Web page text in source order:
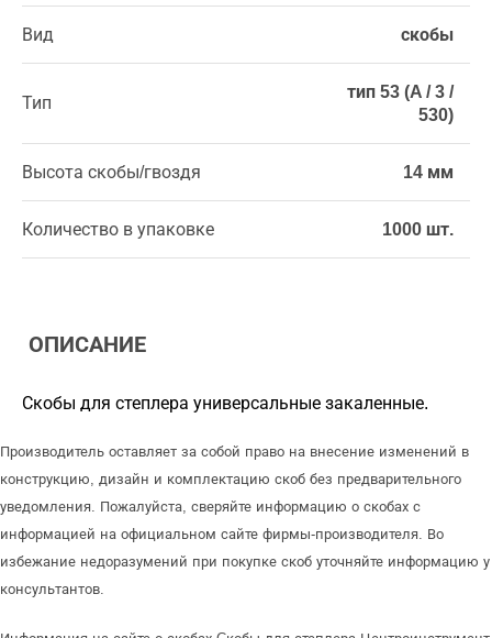
Вид скобы
Тип
тип 53 (A / 3 /
530)
Высота скобы/гвоздя 14 мм
Количество в упаковке 1000 шт.
ОПИСАНИЕ
Скобы для степлера универсальные закаленные.
Производитель оставляет за собой право на внесение изменений в
конструкцию, дизайн и комплектацию скоб без предварительного
уведомления. Пожалуйста, сверяйте информацию о скобах с
информацией на официальном сайте фирмы-производителя. Во
избежание недоразумений при покупке скоб уточняйте информацию у
консультантов.